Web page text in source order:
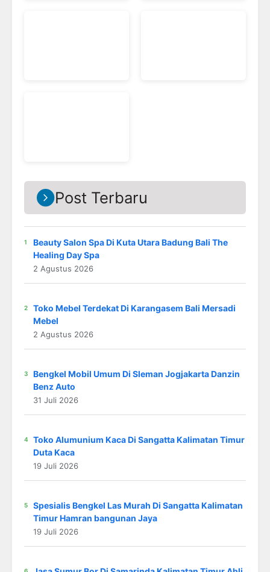
Post Terbaru
Beauty Salon Spa Di Kuta Utara Badung Bali The
Healing Day Spa
2 Agustus 2026
Toko Mebel Terdekat Di Karangasem Bali Mersadi
Mebel
2 Agustus 2026
Bengkel Mobil Umum Di Sleman Jogjakarta Danzin
Benz Auto
31 Juli 2026
Toko Alumunium Kaca Di Sangatta Kalimatan Timur
Duta Kaca
19 Juli 2026
Spesialis Bengkel Las Murah Di Sangatta Kalimatan
Timur Hamran bangunan Jaya
19 Juli 2026